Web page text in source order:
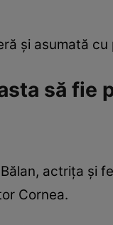
și asumată
să
actrița și
Cornea.